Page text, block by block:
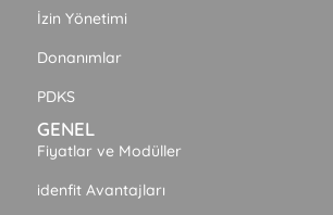
İzin Yönetimi
Donanımlar
PDKS
GENEL
Fiyatlar ve Modüller
idenfit Avantajları